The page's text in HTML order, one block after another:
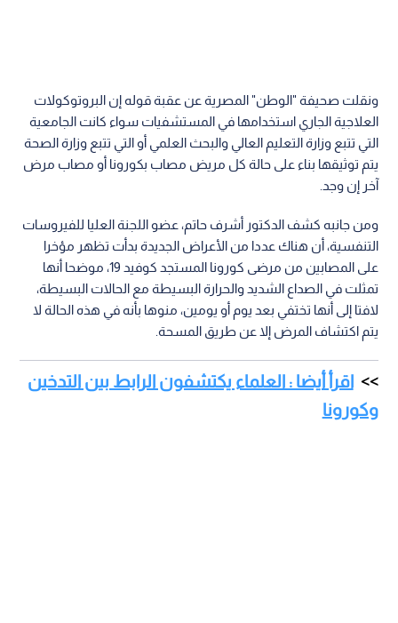
ونقلت صحيفة "الوطن" المصرية عن عقبة قوله إن البروتوكولات
العلاجية الجاري استخدامها في المستشفيات سواء كانت الجامعية
التي تتبع وزارة التعليم العالي والبحث العلمي أو التي تتبع وزارة الصحة
يتم توثيقها بناء على حالة كل مريض مصاب بكورونا أو مصاب مرض
آخر إن وجد.
ومن جانبه كشف الدكتور أشرف حاتم، عضو اللجنة العليا للفيروسات
التنفسية، أن هناك عددا من الأعراض الجديدة بدأت تظهر مؤخرا
على المصابين من مرضى كورونا المستجد كوفيد 19، موضحا أنها
تمثلت في الصداع الشديد والحرارة البسيطة مع الحالات البسيطة،
لافتا إلى أنها تختفي بعد يوم أو يومين، منوها بأنه في هذه الحالة لا
يتم اكتشاف المرض إلا عن طريق المسحة.
اقرأ أيضا : العلماء يكتشفون الرابط بين التدخين
وكورونا